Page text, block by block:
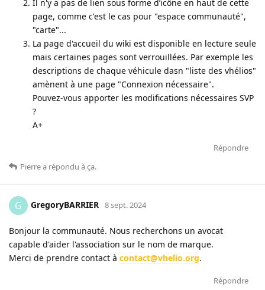
Il n'y a pas de lien sous forme d’icône en haut de cette
page, comme c'est le cas pour "espace communauté",
"carte"...
La page d'accueil du wiki est disponible en lecture seule
mais certaines pages sont verrouillées. Par exemple les
descriptions de chaque véhicule dasn "liste des vhélios"
amènent à une page "Connexion nécessaire".
Pouvez-vous apporter les modifications nécessaires SVP
?
A+
Répondre
Pierrea répondu à ça.
G GregoryBARRIER 8 sept. 2024
Bonjour la communauté. Nous recherchons un avocat
capable d'aider l'association sur le nom de marque.
Merci de prendre contact à contact@vhelio.org.
Répondre